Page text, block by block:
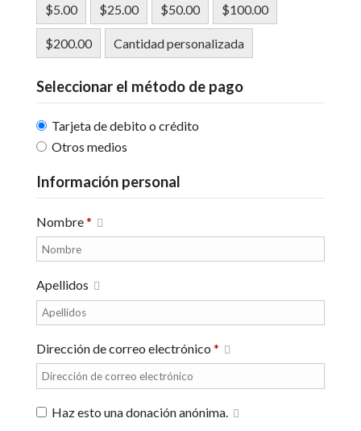
$5.00 $25.00 $50.00 $100.00
$200.00 Cantidad personalizada
Seleccionar el método de pago
Tarjeta de debito o crédito
Otros medios
Información personal
Nombre*
Apellidos
Dirección de correo electrónico *
Haz esto una donación anónima.